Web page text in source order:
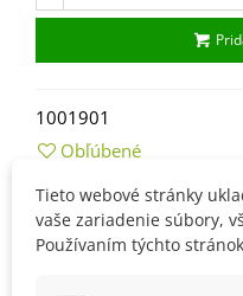
1001901
Obľúbené
Popis
Tieto webové stránky
vaše zariadenie súbory,
Používaním týchto